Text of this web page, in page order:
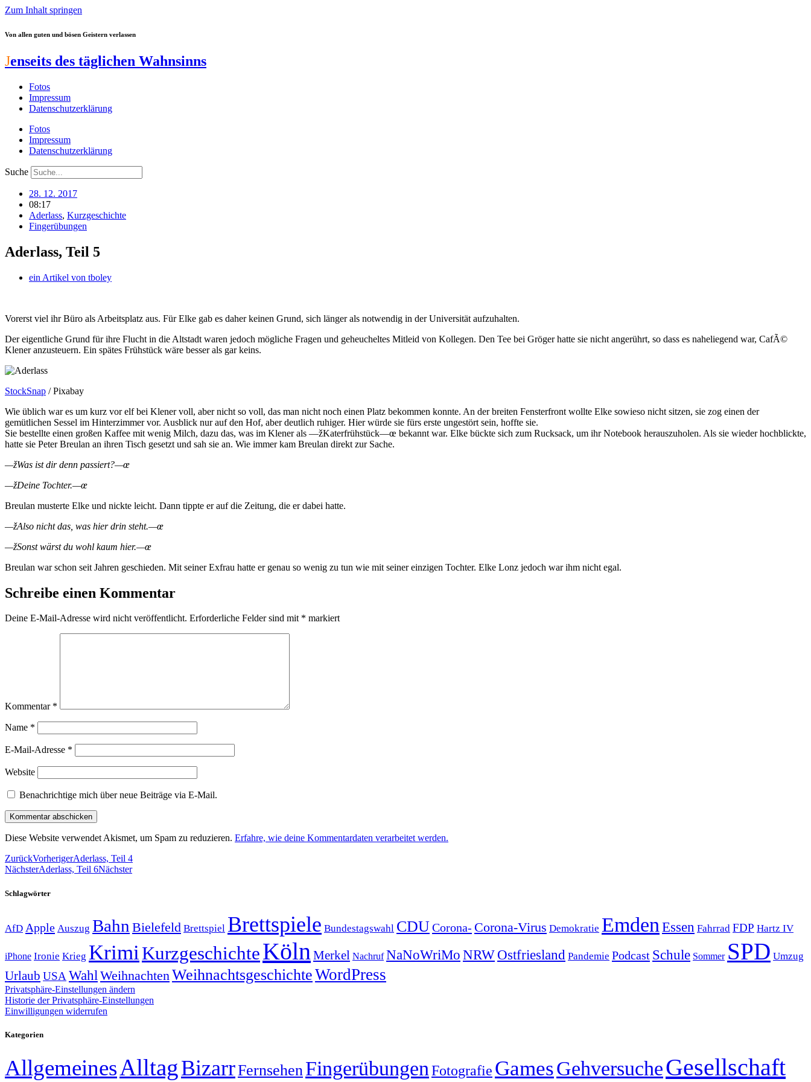
Zum Inhalt springen
Von allen guten und bösen Geistern verlassen
Jenseits des täglichen Wahnsinns
Fotos
Impressum
Datenschutzerklärung
Fotos
Impressum
Datenschutzerklärung
Suche
28. 12. 2017
08:17
Aderlass, Kurzgeschichte
Fingerübungen
Aderlass, Teil 5
ein Artikel von tboley
Vorerst viel ihr Büro als Arbeitsplatz aus. Für Elke gab es daher keinen Grund, sich länger als notwendig in der Universität aufzuhalten.
Der eigentliche Grund für ihre Flucht in die Altstadt waren jedoch mögliche Fragen und geheucheltes Mitleid von Kollegen. Den Tee bei Gröger hatte sie nicht angerührt, so dass es naheliegend war, CafÃ©
Klener anzusteuern. Ein spätes Frühstück wäre besser als gar keins.
StockSnap / Pixabay
Wie üblich war es um kurz vor elf bei Klener voll, aber nicht so voll, das man nicht noch einen Platz bekommen konnte. An der breiten Fensterfront wollte Elke sowieso nicht sitzen, sie zog einen der
gemütlichen Sessel im Hinterzimmer vor. Ausblick nur auf den Hof, aber deutlich ruhiger. Hier würde sie fürs erste ungestört sein, hoffte sie.
Sie bestellte einen großen Kaffee mit wenig Milch, dazu das, was im Klener als —žKaterfrühstück—œ bekannt war. Elke bückte sich zum Rucksack, um ihr Notebook herauszuholen. Als sie wieder hochblickte,
hatte sie Peter Breulan an ihren Tisch gesetzt und sah sie an. Wie immer kam Breulan direkt zur Sache.
—žWas ist dir denn passiert?—œ
—žDeine Tochter.—œ
Breulan musterte Elke und nickte leicht. Dann tippte er auf die Zeitung, die er dabei hatte.
—žAlso nicht das, was hier drin steht.—œ
—žSonst wärst du wohl kaum hier.—œ
Breulan war schon seit Jahren geschieden. Mit seiner Exfrau hatte er genau so wenig zu tun wie mit seiner einzigen Tochter. Elke Lonz jedoch war ihm nicht egal.
Schreibe einen Kommentar
Deine E-Mail-Adresse wird nicht veröffentlicht. Erforderliche Felder sind mit * markiert
Kommentar *
Name *
E-Mail-Adresse *
Website
Benachrichtige mich über neue Beiträge via E-Mail.
Diese Website verwendet Akismet, um Spam zu reduzieren. Erfahre, wie deine Kommentardaten verarbeitet werden.
ZurückVorherigerAderlass, Teil 4
NächsterAderlass, Teil 6Nächster
Schlagwörter
AfD Apple Auszug Bahn Bielefeld Brettspiel Brettspiele Bundestagswahl CDUCorona- Corona-Virus Demokratie Emden Essen Fahrrad FDP Hartz IV
iPhone Ironie Krieg KrimiKurzgeschichteKöln Merkel Nachruf NaNoWriMo NRWOstfriesland Pandemie Podcast Schule Sommer SPD Umzug
Urlaub USA Wahl Weihnachten WeihnachtsgeschichteWordPress
Privatsphäre-Einstellungen ändern
Historie der Privatsphäre-Einstellungen
Einwilligungen widerrufen
Kategorien
AllgemeinesAlltagBizarrFernsehenFingerübungen Fotografie GamesGehversucheGesellschaft